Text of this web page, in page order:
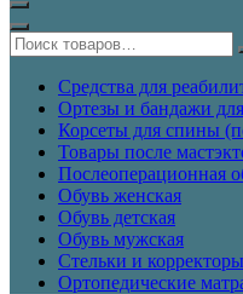
Средства для
Ортезы и бандажи для
Корсеты для спины
Товары после
Послеоперационная
Обувь женская
Обувь детская
Обувь мужская
Стельки и
Ортопедические